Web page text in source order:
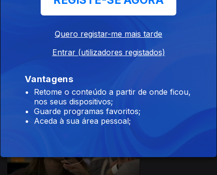
Quero registar-me mais tarde
Entrar (utilizadores registados)
Vantagens
Retome o conteúdo a partir de onde ficou,
nos seus dispositivos;
Guarde programas favoritos;
Aceda à sua área pessoal;